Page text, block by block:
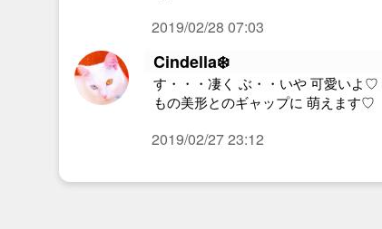
2019/02/28 07:03
Cindella❄️
す・・・凄く ぶ・・いや 可愛いよ
もの美形とのギャップに 萌えます♡
2019/02/27 23:12